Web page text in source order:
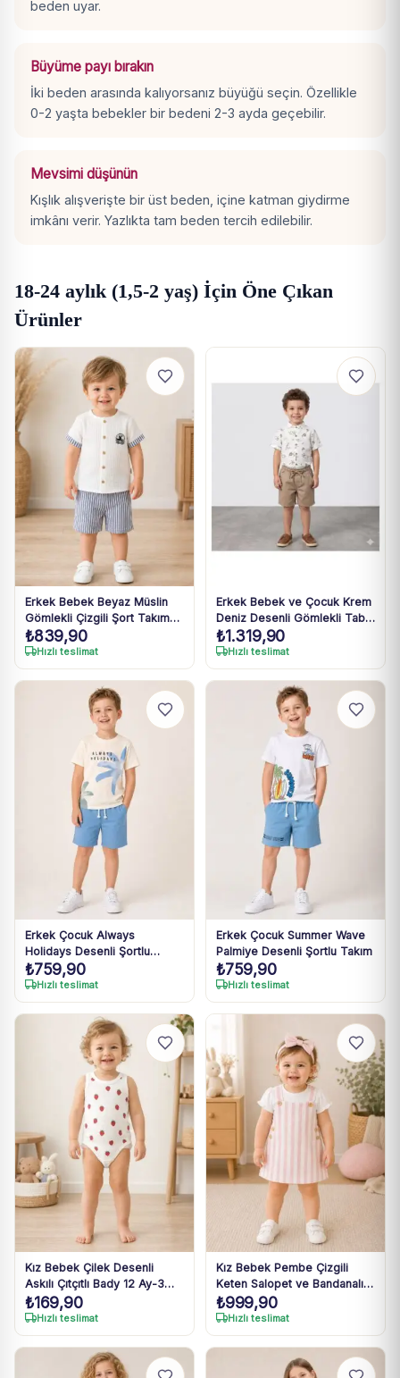
beden uyar.
Büyüme payı bırakın
İki beden arasında kalıyorsanız büyüğü seçin. Özellikle
0-2 yaşta bebekler bir bedeni 2-3 ayda geçebilir.
Mevsimi düşünün
Kışlık alışverişte bir üst beden, içine katman giydirme
imkânı verir. Yazlıkta tam beden tercih edilebilir.
18-24 aylık (1,5-2 yaş) İçin Öne Çıkan
Ürünler
Erkek Bebek Beyaz Müslin
Gömlekli Çizgili Şort Takım
6-24 Ay
₺839,90
Hızlı teslimat
Erkek Bebek ve Çocuk Krem
Deniz Desenli Gömlekli Taba
Şortlu Müslin Takım 1-4 Yaş
₺1.319,90
Hızlı teslimat
Erkek Çocuk Always
Holidays Desenli Şortlu
Takım
₺759,90
Hızlı teslimat
Erkek Çocuk Summer Wave
Palmiye Desenli Şortlu Takım
₺759,90
Hızlı teslimat
Kız Bebek Çilek Desenli
Askılı Çıtçıtlı Bady 12 Ay-3
Yaş
₺169,90
Hızlı teslimat
Kız Bebek Pembe Çizgili
Keten Salopet ve Bandanalı
Takım 6-24 Ay
₺999,90
Hızlı teslimat